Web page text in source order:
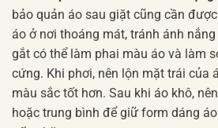
bảo quản áo sau giặt cũng cần
áo ở nơi thoáng mát, tránh ánh
gắt có thể làm phai màu áo và làm
cứng. Khi phơi, nên lộn mặt trái của
màu sắc tốt hơn. Sau khi áo khô,
hoặc trung bình để giữ form dáng